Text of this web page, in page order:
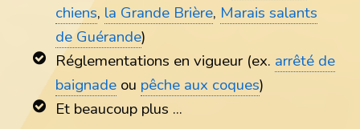
chiens, la Grande Brière, Marais salants
de Guérande)
Réglementations en vigueur (ex. arrêté de
baignadeou pêche aux coques)
Et beaucoup plus ...